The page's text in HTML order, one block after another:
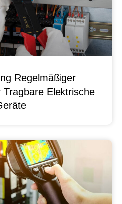
Regelmäßiger
Tragbare Elektrische